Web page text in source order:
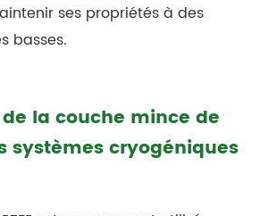
ses propriétés à des
basses.
la couche mince de
systèmes cryogéniques